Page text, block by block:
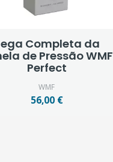
Completa da
de Pressão WMF
Perfect
WMF
56,00 €